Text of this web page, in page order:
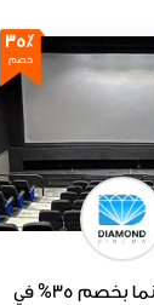
35٪
خصم
تذكرة سينما بخصم 35% في